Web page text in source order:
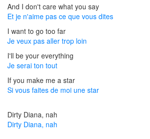
And I don't care what you say
Et je n'aime pas ce que vous dites
I want to go too far
Je veux pas aller trop loin
I'll be your everything
Je serai ton tout
If you make me a star
Si vous faites de moi une star
Dirty Diana, nah
Dirty Diana, nah